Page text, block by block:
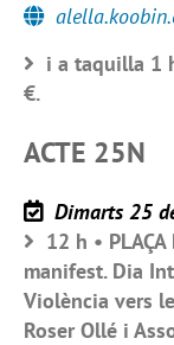
i a taquilla 1
€.
ACTE 25N
Dimarts 25
12 h • PLAÇA
manifest. Dia
Violència vers
Roser Ollé i